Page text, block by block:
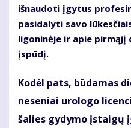
išnaudoti įgytus
pasidalyti savo
ligoninėje ir apie pirmąjį
įspūdį.
Kodėl pats, būdamas
neseniai urologo
šalies gydymo įstaigų